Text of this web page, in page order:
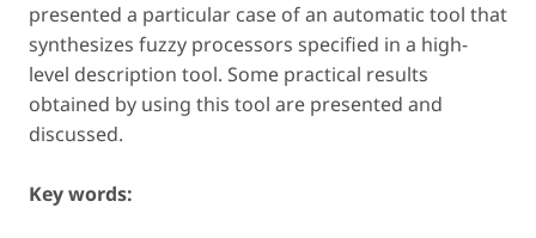
presented a particular case of an automatic tool that
synthesizes fuzzy processors specified in a high-
level description tool. Some practical results
obtained by using this tool are presented and
discussed.
Key words: